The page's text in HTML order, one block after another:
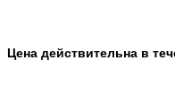
Цена действительна в